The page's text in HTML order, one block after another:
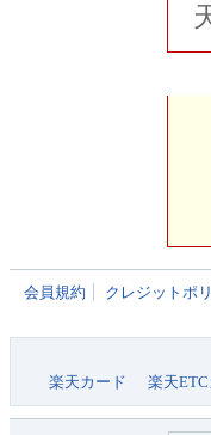
会員規約 クレジットポ
楽天カード
楽天